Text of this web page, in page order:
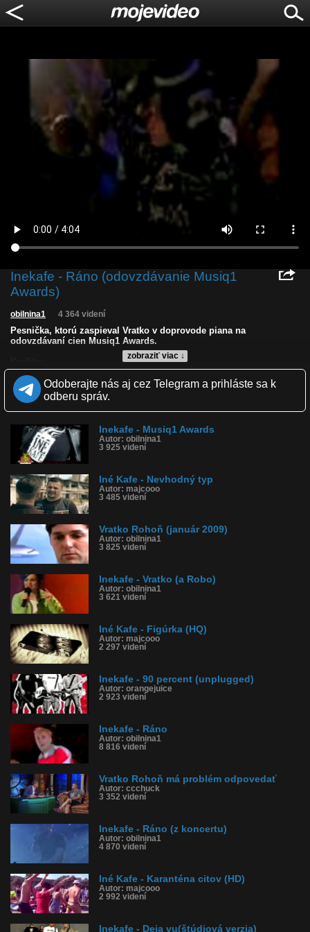
Inekafe - Ráno (odovzdávanie Musiq1
Awards)
zobraziť viac ↓
obilnina1 4 364 videní
Pesnička, ktorú zaspieval Vratko v doprovode piana na
odovzdávaní cien Musiq1 Awards.
Zverejnené: 3.12.2009 10:33
Páči sa: 80% (10 hlasov)
Obľúbené: 4
Komentárov: 2
Kategória: hudba
Tagy: vratko, rohoň, ráno, inekafe, ine, kafe, musiq, awards
História sledovanosti videa:
Odoberajte nás aj cez Telegram a prihláste sa k
odberu správ.
Inekafe - Musiq1 Awards
Autor: obilnina1
3 925 videní
Iné Kafe - Nevhodný typ
Autor: majcooo
3 485 videní
Vratko Rohoň (január 2009)
Autor: obilnina1
3 825 videní
Inekafe - Vratko (a Robo)
Autor: obilnina1
3 621 videní
Iné Kafe - Figúrka (HQ)
Autor: majcooo
2 297 videní
Inekafe - 90 percent (unplugged)
Autor: orangejuice
2 923 videní
Inekafe - Ráno
Autor: obilnina1
8 816 videní
Vratko Rohoň má problém odpovedať
Autor: ccchuck
3 352 videní
Inekafe - Ráno (z koncertu)
Autor: obilnina1
4 870 videní
Iné Kafe - Karanténa citov (HD)
Autor: majcooo
2 992 videní
Inekafe - Deja vu(štúdiová verzia)